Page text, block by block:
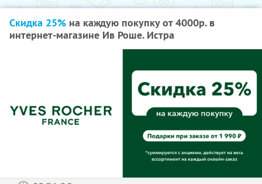
Скидка 25% на каждую покупку от 4000р. в
интернет-магазине Ив Роше. Истра